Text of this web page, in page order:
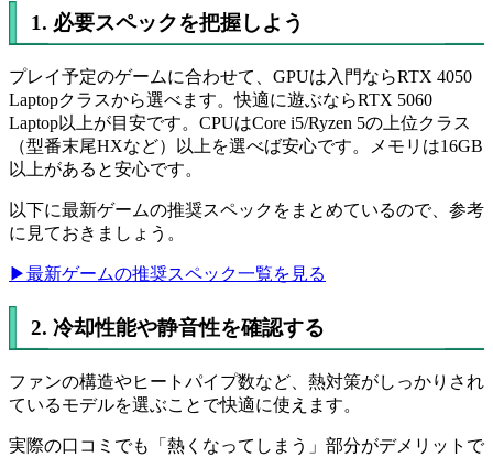
1. 必要スペックを把握しよう
プレイ予定のゲームに合わせて、GPUは入門ならRTX 4050
Laptopクラスから選べます。快適に遊ぶならRTX 5060
Laptop以上が目安です。CPUはCore i5/Ryzen 5の上位クラス
（型番末尾HXなど）以上を選べば安心です。メモリは16GB
以上があると安心です。
以下に最新ゲームの推奨スペックをまとめているので、参考
に見ておきましょう。
▶最新ゲームの推奨スペック一覧を見る
2. 冷却性能や静音性を確認する
ファンの構造やヒートパイプ数など、熱対策がしっかりされ
ているモデルを選ぶことで快適に使えます。
実際の口コミでも「熱くなってしまう」部分がデメリットで